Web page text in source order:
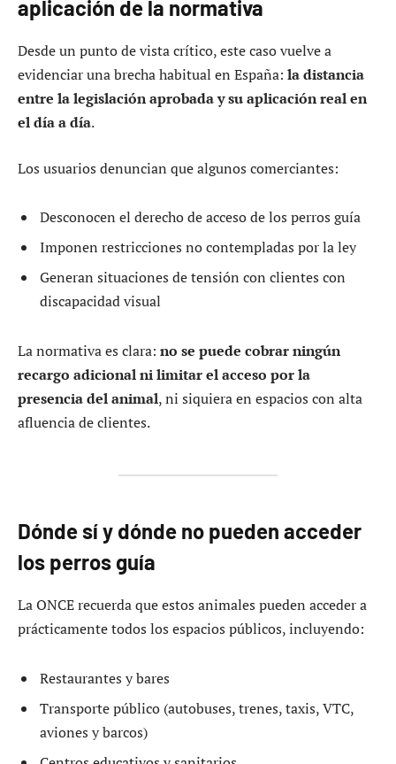
aplicación de la normativa
Desde un punto de vista crítico, este caso vuelve a
evidenciar una brecha habitual en España: la distancia
entre la legislación aprobada y su aplicación real en
el día a día.
Los usuarios denuncian que algunos comerciantes:
Desconocen el derecho de acceso de los perros guía
Imponen restricciones no contempladas por la ley
Generan situaciones de tensión con clientes con
discapacidad visual
La normativa es clara: no se puede cobrar ningún
recargo adicional ni limitar el acceso por la
presencia del animal, ni siquiera en espacios con alta
afluencia de clientes.
Dónde sí y dónde no pueden acceder
los perros guía
La ONCE recuerda que estos animales pueden acceder a
prácticamente todos los espacios públicos, incluyendo:
Restaurantes y bares
Transporte público (autobuses, trenes, taxis, VTC,
aviones y barcos)